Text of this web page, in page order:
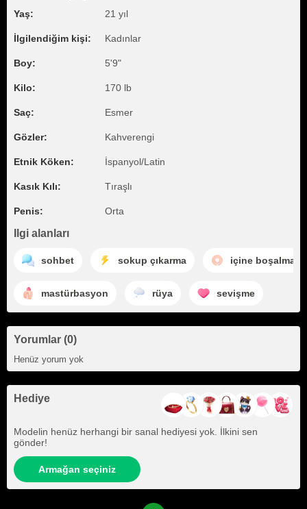
Yaş: 21 yıl
İlgilendiğim kişi: Kadınlar
Boy: 5'9"
Kilo: 170 lb
Saç: Esmer
Gözler: Kahverengi
Etnik Köken: İspanyol/Latin
Kasık Kılı: Tıraşlı
Penis: Orta
Ilgi alanları
sohbet sokup çıkarma içine boşalma
mastürbasyon rüya sevişme
Yorumlar (0)
Henüz yorum yok
Hediye
Modelin henüz herhangi bir sanal hediyesi yok. İlkini sen
gönder!
Armağan seçiniz